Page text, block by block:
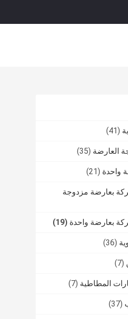
(41)
العارضة (35)
واحدة (21)
بعارضة مزدوجة
بعارضة واحدة (19)
(36)
(7)
المطاطية (7)
(37)